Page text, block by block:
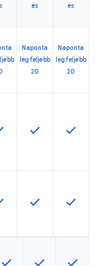
és
és
Naponta
legfeljebb
20
Naponta
legfeljebb
20
nem
a funkció az adott
Ez a funkció az
check Ez a
check
nem
a funkció az adott
Ez a funkció az
check Ez a
check
az adott
Ez a funkció az adott
Ez a funkció
Ez a